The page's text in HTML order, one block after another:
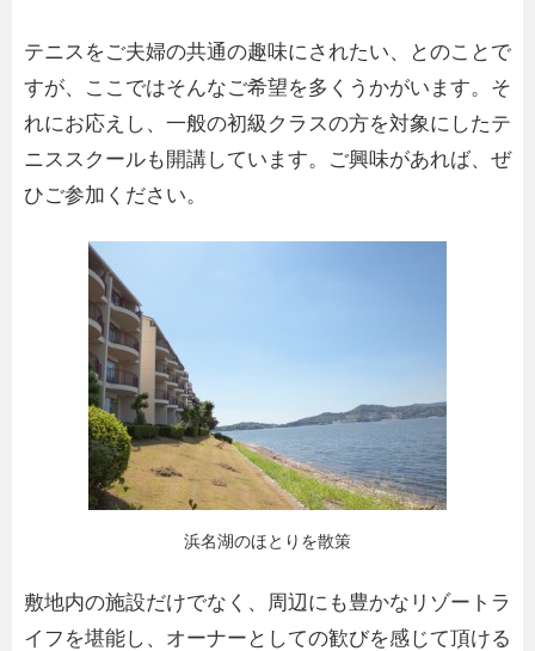
テニスをご夫婦の共通の趣味にされたい、とのことで
すが、ここではそんなご希望を多くうかがいます。そ
れにお応えし、一般の初級クラスの方を対象にしたテ
ニススクールも開講しています。ご興味があれば、ぜ
ひご参加ください。
浜名湖のほとりを散策
敷地内の施設だけでなく、周辺にも豊かなリゾートラ
イフを堪能し、オーナーとしての歓びを感じて頂ける